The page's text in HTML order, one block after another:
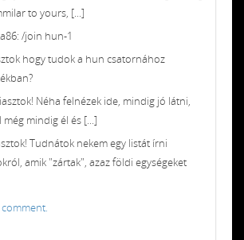
to yours, [...]
/join hun-1
hogy tudok a hun csatornához
Néha felnézek ide, mindig jó látni,
mindig él és [...]
Tudnátok nekem egy listát írni
amik "zártak", azaz földi egységeket